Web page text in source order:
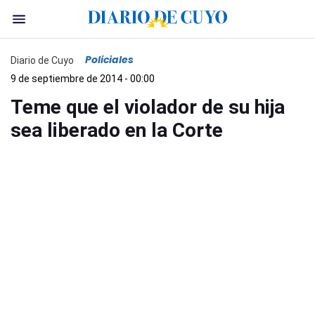
Diario de Cuyo Policiales
9 de septiembre de 2014 - 00:00
Teme que el violador de su hija
sea liberado en la Corte